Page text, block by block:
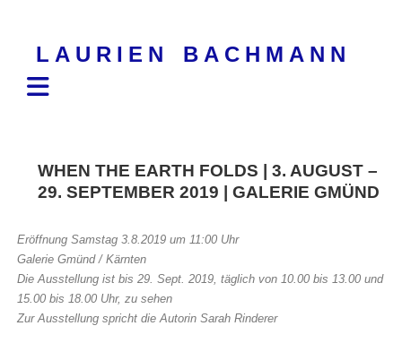
contentLAURIEN BACHMANN
WHEN THE EARTH FOLDS | 3. AUGUST –
29. SEPTEMBER 2019 | GALERIE GMÜND
Eröffnung Samstag 3.8.2019 um 11:00 Uhr
Galerie Gmünd / Kärnten
Die Ausstellung ist bis 29. Sept. 2019, täglich von 10.00 bis 13.00 und
15.00 bis 18.00 Uhr, zu sehen
Zur Ausstellung spricht die Autorin Sarah Rinderer